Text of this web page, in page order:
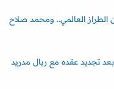
العالمي.. ومحمد صلاح
تجديد عقده مع ريال مدريد